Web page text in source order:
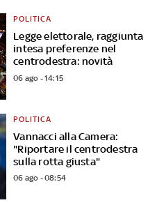
Legge elettorale, raggiunta
intesa preferenze nel
centrodestra: novità
POLITICA
06 ago - 14:15
Vannacci alla Camera:
"Riportare il centrodestra
sulla rotta giusta"
POLITICA
06 ago - 08:54